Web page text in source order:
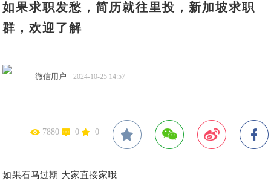
如果求职发愁，简历就往里投，新加坡求职
群，欢迎了解
微信用户 2024-10-25 14:57
7880 0 0
如果石马过期 大家直接家哦